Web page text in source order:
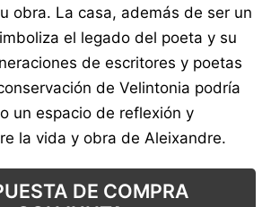
obra. La casa, además de ser un
el legado del poeta y su
de escritores y poetas
de Velintonia podría
un espacio de reflexión y
la vida y obra de Aleixandre.
DE COMPRA